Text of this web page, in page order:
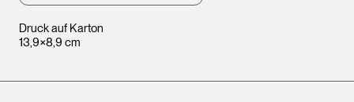
Druck auf Karton
13,9×8,9 cm